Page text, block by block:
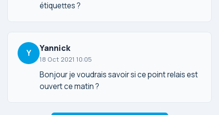
étiquettes ?
Y Yannick
18 Oct 2021 10:05
Bonjour je voudrais savoir si ce point relais est
ouvert ce matin ?